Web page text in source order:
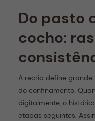
Do pasto
cocho:
A recria define
do confinamento.
digitalmente, o
etapas seguintes.